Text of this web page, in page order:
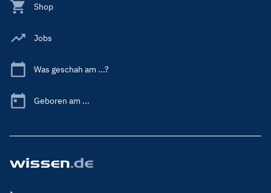
Shop
Jobs
Was geschah am ...?
Geboren am ...